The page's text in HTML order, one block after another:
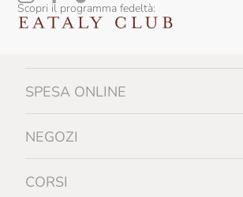
Scopri il programma fedeltà:
SPESA ONLINE
NEGOZI
CORSI